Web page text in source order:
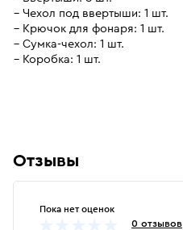
Чехол под ввертыши: 1 шт.
Крючок для фонаря: 1 шт.
Сумка-чехол: 1 шт.
Коробка: 1 шт.
Отзывы
Пока нет оценок
0 отзывов